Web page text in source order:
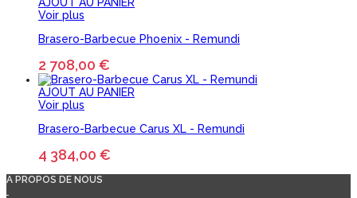
AJOUT AU PANIER
Voir plus
Brasero-Barbecue Phoenix - Remundi
2 708,00 €
AJOUT AU PANIER
Voir plus
Brasero-Barbecue Carus XL - Remundi
4 384,00 €
A PROPOS DE NOUS